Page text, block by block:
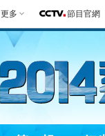
更多 節目官網